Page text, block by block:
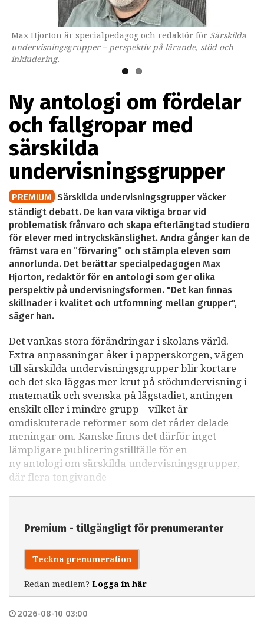
Max Hjorton är specialpedagog och redaktör för Särskilda
undervisningsgrupper – perspektiv på lärande, stöd och
inkludering.
Omslaget till boken som ges ut av Lärarförlaget.
Ny antologi om fördelar
och fallgropar med
särskilda
undervisningsgrupper
PREMIUM Särskilda undervisningsgrupper väcker
ständigt debatt. De kan vara viktiga broar vid
problematisk frånvaro och skapa efterlängtad studiero
för elever med intryckskänslighet. Andra gånger kan de
främst vara en ”förvaring” och stämpla eleven som
annorlunda. Det berättar specialpedagogen Max
Hjorton, redaktör för en antologi som ger olika
perspektiv på undervisningsformen. "Det kan finnas
skillnader i kvalitet och utformning mellan grupper",
säger han.
Det vankas stora förändringar i skolans värld.
Extra anpassningar åker i papperskorgen, vägen
till särskilda undervisningsgrupper blir kortare
och det ska läggas mer krut på stödundervisning i
matematik och svenska på lågstadiet, antingen
enskilt eller i mindre grupp – vilket är
omdiskuterade reformer som det råder delade
meningar om. Kanske finns det därför inget
lämpligare publiceringstillfälle för en
ny antologi om särskilda undervisningsgrupper,
där flera tongivande
Premium - tillgängligt för prenumeranter
Teckna prenumeration
Redan medlem? Logga in här
2026-08-10 03:00